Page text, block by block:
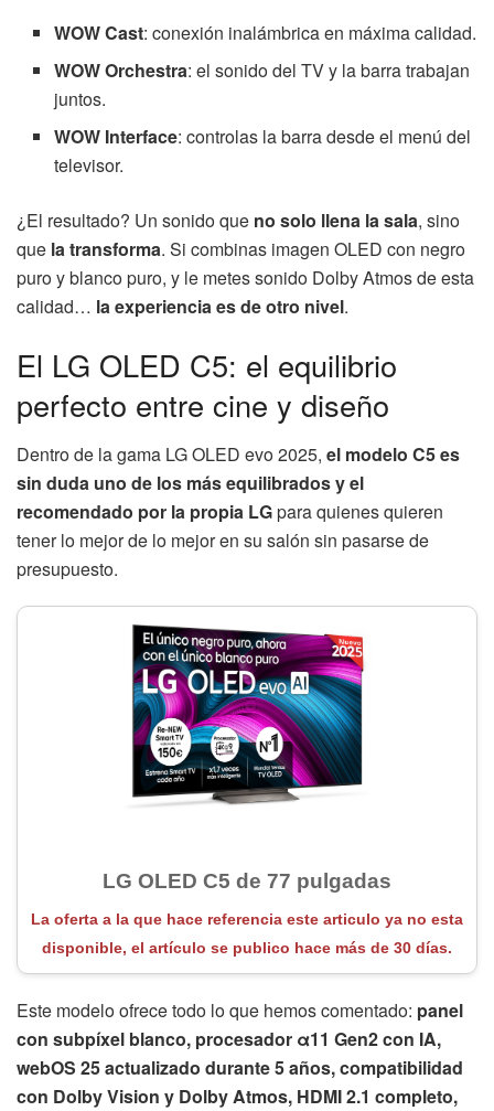
WOW Cast: conexión inalámbrica en máxima calidad.
WOW Orchestra: el sonido del TV y la barra trabajan
juntos.
WOW Interface: controlas la barra desde el menú del
televisor.
¿El resultado? Un sonido que no solo llena la sala, sino
que la transforma. Si combinas imagen OLED con negro
puro y blanco puro, y le metes sonido Dolby Atmos de esta
calidad… la experiencia es de otro nivel.
El LG OLED C5: el equilibrio
perfecto entre cine y diseño
Dentro de la gama LG OLED evo 2025, el modelo C5 es
sin duda uno de los más equilibrados y el
recomendado por la propia LGpara quienes quieren
tener lo mejor de lo mejor en su salón sin pasarse de
presupuesto.
LG OLED C5 de 77 pulgadas
La oferta a la que hace referencia este articulo ya no esta
disponible, el artículo se publico hace más de 30 días.
Este modelo ofrece todo lo que hemos comentado: panel
con subpíxel blanco, procesador α11 Gen2 con IA,
webOS 25 actualizado durante 5 años, compatibilidad
con Dolby Vision y Dolby Atmos, HDMI 2.1 completo,